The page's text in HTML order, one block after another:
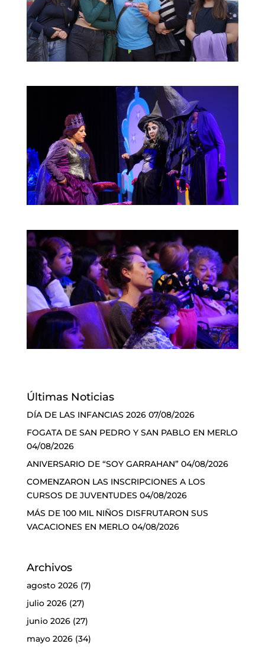
Últimas Noticias
DÍA DE LAS INFANCIAS 2026 07/08/2026
FOGATA DE SAN PEDRO Y SAN PABLO EN MERLO
04/08/2026
ANIVERSARIO DE “SOY GARRAHAN” 04/08/2026
COMENZARON LAS INSCRIPCIONES A LOS
CURSOS DE JUVENTUDES 04/08/2026
MÁS DE 100 MIL NIÑOS DISFRUTARON SUS
VACACIONES EN MERLO 04/08/2026
Archivos
agosto 2026(7)
julio 2026(27)
junio 2026(27)
mayo 2026(34)